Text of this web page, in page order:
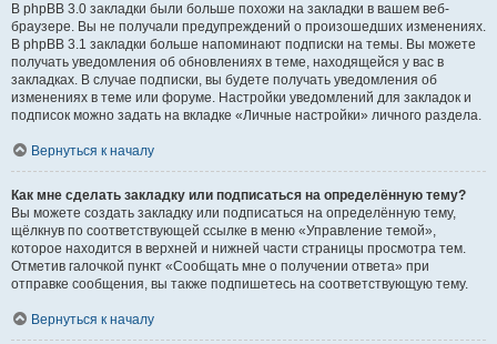
В phpBB 3.0 закладки были больше похожи на закладки в вашем веб-
браузере. Вы не получали предупреждений о произошедших изменениях.
В phpBB 3.1 закладки больше напоминают подписки на темы. Вы можете
получать уведомления об обновлениях в теме, находящейся у вас в
закладках. В случае подписки, вы будете получать уведомления об
изменениях в теме или форуме. Настройки уведомлений для закладок и
подписок можно задать на вкладке «Личные настройки» личного раздела.
Вернуться к началу
Как мне сделать закладку или подписаться на определённую тему?
Вы можете создать закладку или подписаться на определённую тему,
щёлкнув по соответствующей ссылке в меню «Управление темой»,
которое находится в верхней и нижней части страницы просмотра тем.
Отметив галочкой пункт «Сообщать мне о получении ответа» при
отправке сообщения, вы также подпишетесь на соответствующую тему.
Вернуться к началу